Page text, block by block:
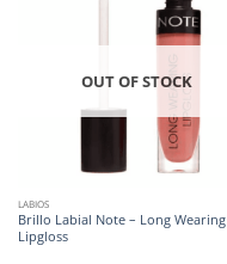
OUT OF STOCK
LABIOS
Brillo Labial Note – Long Wearing
Lipgloss